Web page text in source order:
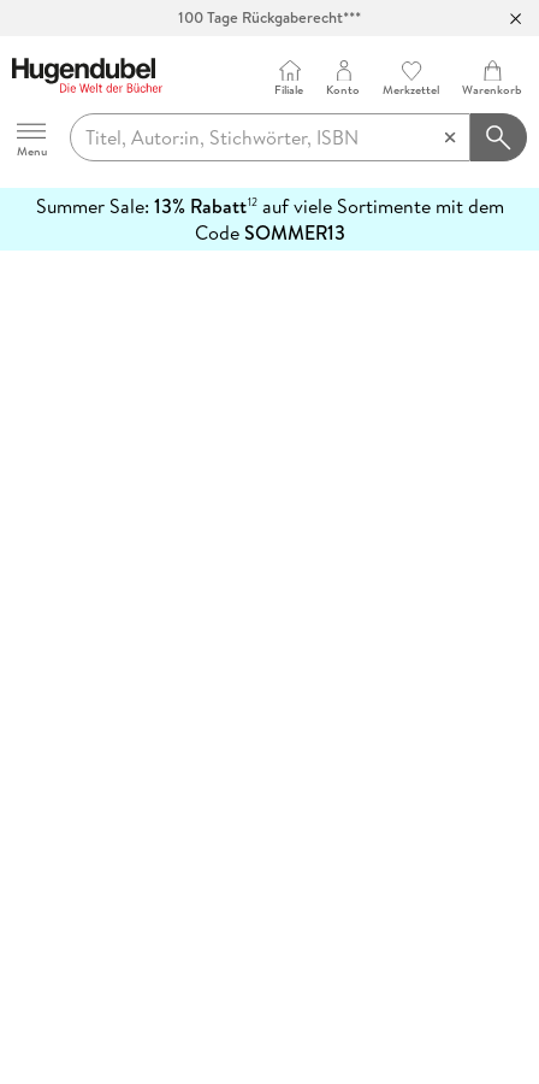
100 Tage Rückgaberecht***
Hugendubel
Menu
Filiale Konto Merkzettel Warenkorb
Summer Sale: 13% Rabatt12auf viele Sortimente mit dem
CodeSOMMER13
erfahren